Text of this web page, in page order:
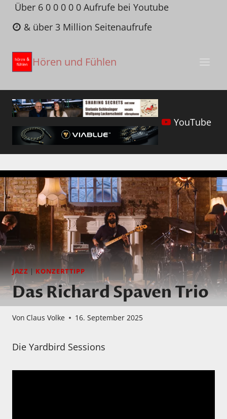
Zum
Inhalt
springen
Über 6 0 0 0 0 0 Aufrufe bei Youtube
& über 3 Million Seitenaufrufe
Hören und Fühlen
YouTube
JAZZ | KONZERTTIPP
Das Richard Spaven Trio
Von Claus Volke 16. September 2025
Die Yardbird Sessions